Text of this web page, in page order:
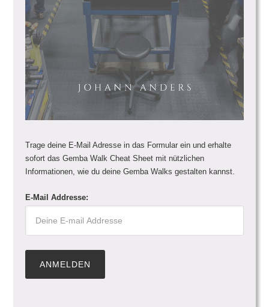
Trage deine E-Mail Adresse in das Formular ein und erhalte
sofort das Gemba Walk Cheat Sheet mit nützlichen
Informationen, wie du deine Gemba Walks gestalten kannst.
E-Mail Addresse: